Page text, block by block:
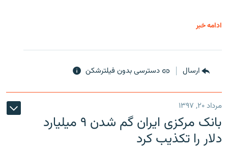
ادامه خبر
ارسال دسترسی بدون فیلترشکن
مرداد ۲۰, ۱۳۹۷
بانک مرکزی ایران گم شدن ۹ میلیارد
دلار را تکذیب کرد